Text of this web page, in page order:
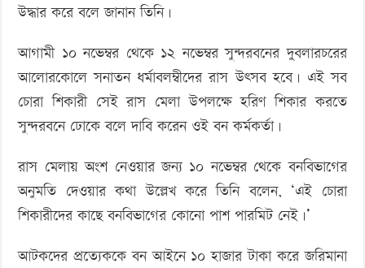
উদ্ধার করে বলে জানান তিনি।
আগামী ১০ নভেম্বর থেকে ১২ নভেম্বর সুন্দরবনের দুবলারচরের
আলোরকোলে সনাতন ধর্মাবলম্বীদের রাস উৎসব হবে। এই সব
চোরা শিকারী সেই রাস মেলা উপলক্ষে হরিণ শিকার করতে
সুন্দরবনে ঢোকে বলে দাবি করেন ওই বন কর্মকর্তা।
রাস মেলায় অংশ নেওয়ার জন্য ১০ নভেম্বর থেকে বনবিভাগের
অনুমতি দেওয়ার কথা উল্লেখ করে তিনি বলেন, ‘এই চোরা
শিকারীদের কাছে বনবিভাগের কোনো পাশ পারমিট নেই।’
আটকদের প্রত্যেককে বন আইনে ১০ হাজার টাকা করে জরিমানা